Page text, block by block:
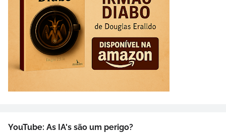
YouTube: As IA's são um perigo?